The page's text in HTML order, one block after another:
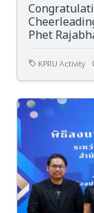
Phet
of China-
KPRU Activity